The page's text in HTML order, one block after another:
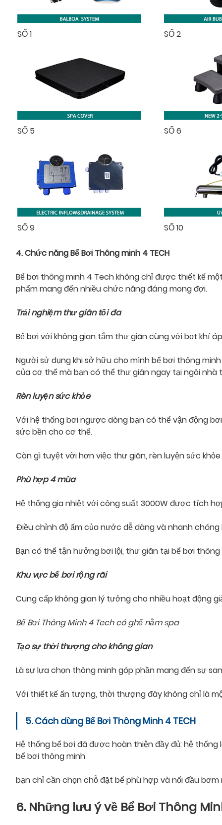
SỐ 1 SỐ 2
SỐ 5 SỐ 6
SỐ 9 SỐ 10
4. Chức năng Bể Bơi Thông minh 4 TECH
Bể bơi thông minh 4 Tech không chỉ được thiết kế
phẩm mang đến nhiều chức năng đáng mong đợi.
Trải nghiệm thư giãn tối đa
Bể bơi với không gian tắm thư giãn cùng với bọt khí
Người sử dụng khi sở hữu cho mình bể bơi thông
của cơ thể mà bạn có thể thư giãn ngay tại ngôi nhà
Rèn luyện sức khỏe
Với hệ thống bơi ngược dòng bạn có thể vận động
sức bền cho cơ thể.
Còn gì tuyệt vời hơn việc thư giãn, rèn luyện sức
Phù hợp 4 mùa
Hệ thống gia nhiệt với công suất 3000W được tích
Điều chỉnh độ ấm của nước dễ dàng và nhanh
Bạn có thể tận hưởng bơi lội, thư giãn tại bể bơi
Khu vực bể bơi rộng rãi
Cung cấp không gian lý tưởng cho nhiều hoạt động
Bể Bơi Thông Minh 4 Tech có ghế nằm spa
Tạo sự thời thượng cho không gian
Là sự lựa chọn thông minh góp phần mang đến sự
Với thiết kế ấn tượng, thời thượng đây không chỉ là
5. Cách dùng Bể Bơi Thông Minh 4 TECH
Hệ thống bể bơi đã được hoàn thiện đầy đủ: hệ
bể bơi thông minh
bạn chỉ cần chọn chỗ đặt bể phù hợp và nối đầu
6. Những lưu ý về Bể Bơi Thông